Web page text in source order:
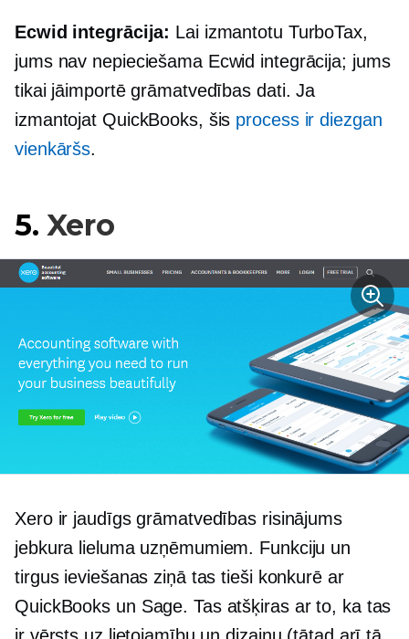
Ecwid integrācija: Lai izmantotu TurboTax,
jums nav nepieciešama Ecwid integrācija; jums
tikai jāimportē grāmatvedības dati. Ja
izmantojat QuickBooks, šis process ir diezgan
vienkāršs.
5. Xero
Xero ir jaudīgs grāmatvedības risinājums
jebkura lieluma uzņēmumiem. Funkciju un
tirgus ieviešanas ziņā tas tieši konkurē ar
QuickBooks un Sage. Tas atšķiras ar to, ka tas